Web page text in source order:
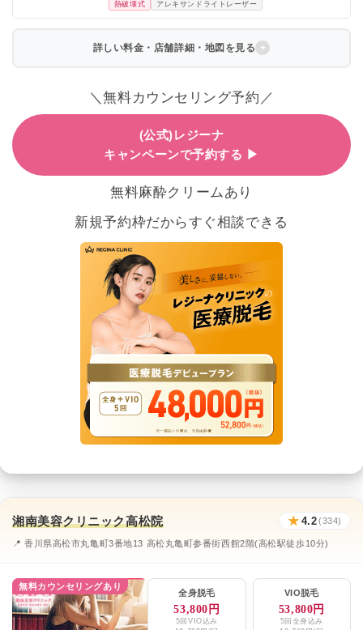
熱破壊式 アレキサンドライトレーザー
詳しい料金・店舗詳細・地図を見る
＼無料カウンセリング予約／
(公式)レジーナ
キャンペーンで予約する ▶
無料麻酔クリームあり
新規予約枠だからすぐ相談できる
湘南美容クリニック高松院 ★ 4.2(334)
📍 香川県高松市丸亀町3番地13 高松丸亀町参番街西館2階(高松駅徒歩10分)
無料カウンセリングあり
全身脱毛
53,800円
5回VIO込み
VIO脱毛
53,800円
5回全身込み